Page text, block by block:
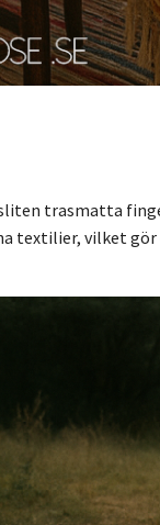
trasmatta
textilier, vilket